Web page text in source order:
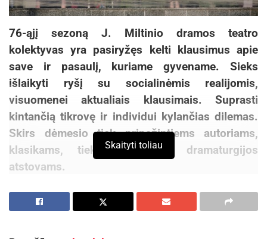
76-ąjį sezoną J. Miltinio dramos teatro
kolektyvas yra pasiryžęs kelti klausimus apie
save ir pasaulį, kuriame gyvename. Sieks
išlaikyti ryšį su socialinėmis realijomis,
visuomenei aktualiais klausimais. Suprasti
kintančią tikrovę ir individui kylančias dilemas.
Skirs dėmesio tiek pripažintiems autoriams,
klasikams, tiek šiuolaikinės dramaturgijos
atstovams.
Kitas svarbus sezono aspektas – tai
įvairiakultūriškumas. Teatras sieks supažindinti
Skaityti toliau